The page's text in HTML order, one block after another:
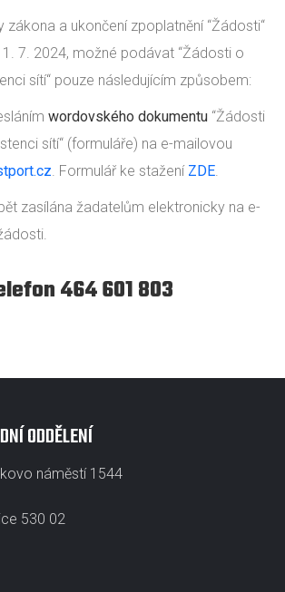
zákona a ukončení zpoplatnění “Žádosti“
7. 2024, možné podávat “Žádosti o
sítí“ pouze následujícím způsobem:
wordovského dokumentu “Žádosti
sítí“ (formuláře) na e-mailovou
. Formulář ke stažení ZDE.
zasílána žadatelům elektronicky na e-
464 601 803
ODDĚLENÍ
náměstí 1544
530 02